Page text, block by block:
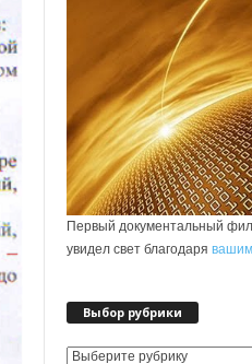
Первый документальный
увидел свет благодаря
Выбор рубрики
Выбор